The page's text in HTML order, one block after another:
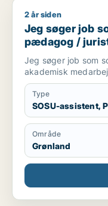
Jeg søger job som
2 år siden
Jeg søger job
pædagog /
medarbejder /
Jeg søger job som
akademisk
Type
SOSU-assistent,
Område
Grønland